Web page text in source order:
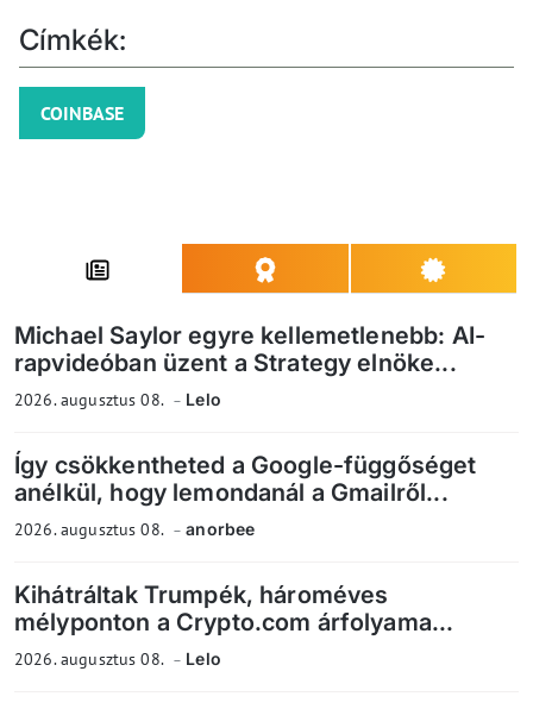
Címkék:
COINBASE
Michael Saylor egyre kellemetlenebb: AI-
rapvideóban üzent a Strategy elnöke...
2026. augusztus 08. Lelo
Így csökkentheted a Google-függőséget
anélkül, hogy lemondanál a Gmailről...
2026. augusztus 08. anorbee
Kihátráltak Trumpék, hároméves
mélyponton a Crypto.com árfolyama...
2026. augusztus 08. Lelo